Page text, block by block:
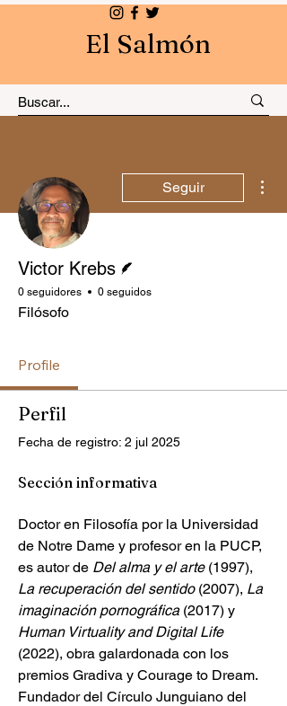
El Salmón
Seguir
Victor Krebs
0 seguidores 0 seguidos
Filósofo
Profile
Perfil
Fecha de registro: 2 jul 2025
Sección informativa
Doctor en Filosofía por la Universidad
de Notre Dame y profesor en la PUCP,
es autor de Del alma y el arte (1997),
La recuperación del sentido (2007), La
imaginación pornográfica (2017) y
Human Virtuality and Digital Life
(2022), obra galardonada con los
premios Gradiva y Courage to Dream.
Fundador del Círculo Junguiano del